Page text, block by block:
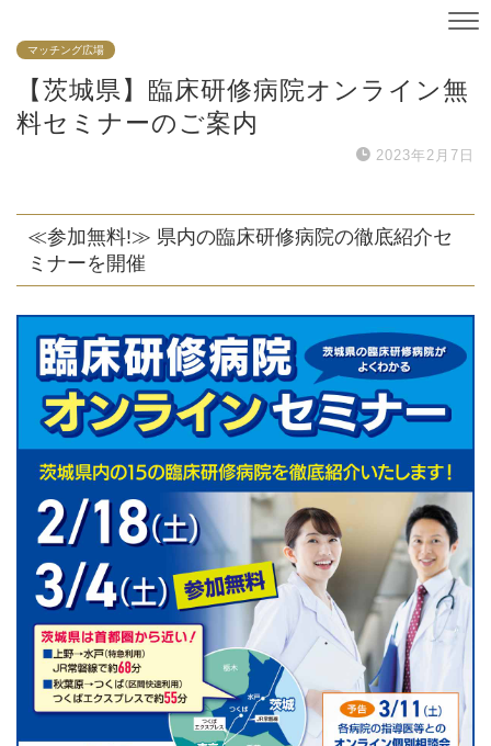
マッチング広場
【茨城県】臨床研修病院オンライン無
料セミナーのご案内
2023年2月7日
≪参加無料!≫ 県内の臨床研修病院の徹底紹介セ
ミナーを開催